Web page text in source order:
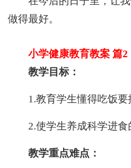
做得最好。
小学健康教育教案 篇2
教学目标：
1.教育学生懂得吃饭要
2.使学生养成科学进食
教学重点难点：